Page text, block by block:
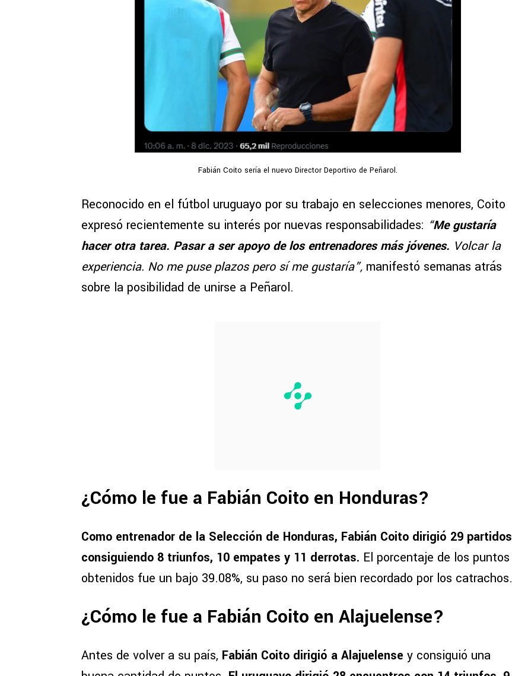
Fabián Coito sería el nuevo Director Deportivo de Peñarol.
Reconocido en el fútbol uruguayo por su trabajo en selecciones menores, Coito
expresó recientemente su interés por nuevas responsabilidades: “Me gustaría
hacer otra tarea. Pasar a ser apoyo de los entrenadores más jóvenes. Volcar la
experiencia. No me puse plazos pero sí me gustaría”, manifestó semanas atrás
sobre la posibilidad de unirse a Peñarol.
¿Cómo le fue a Fabián Coito en Honduras?
Como entrenador de la Selección de Honduras, Fabián Coito dirigió 29 partidos
consiguiendo 8 triunfos, 10 empates y 11 derrotas. El porcentaje de los puntos
obtenidos fue un bajo 39.08%, su paso no será bien recordado por los catrachos.
¿Cómo le fue a Fabián Coito en Alajuelense?
Antes de volver a su país, Fabián Coito dirigió a Alajuelense y consiguió una